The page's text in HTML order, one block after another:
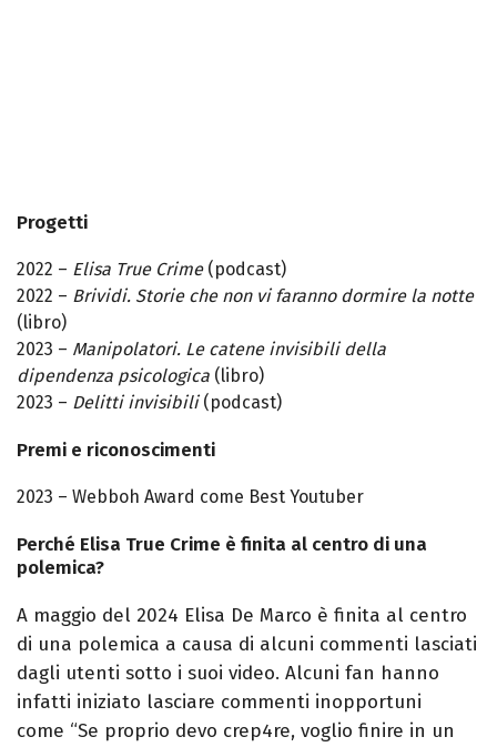
Progetti
2022 – Elisa True Crime(podcast)
2022 – Brividi. Storie che non vi faranno dormire la notte
(libro)
2023 – Manipolatori. Le catene invisibili della
dipendenza psicologica (libro)
2023 – Delitti invisibili(podcast)
Premi e riconoscimenti
2023 – Webboh Award come Best Youtuber
Perché Elisa True Crime è finita al centro di una
polemica?
A maggio del 2024 Elisa De Marco è finita al centro
di una polemica a causa di alcuni commenti lasciati
dagli utenti sotto i suoi video. Alcuni fan hanno
infatti iniziato lasciare commenti inopportuni
come “Se proprio devo crep4re, voglio finire in un